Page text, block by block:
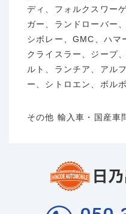
ディ、フォルクスワー
ガー、ランドローバー
シボレー、GMC、ハマ
クライスラー、ジープ
ルト、ランチア、アル
ー、シトロエン、ボル
その他 輸入車・国産車